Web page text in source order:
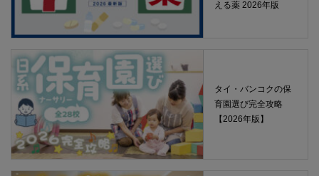
える薬 2026年版
タイ・バンコクの保
育園選び完全攻略
【2026年版】